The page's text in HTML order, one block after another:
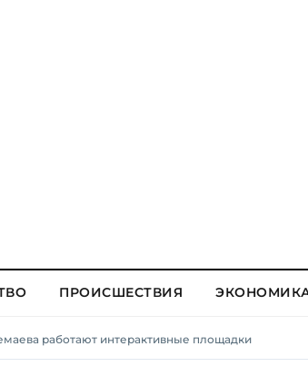
ПРОИСШЕСТВИЯ
работают интерактивные площадки